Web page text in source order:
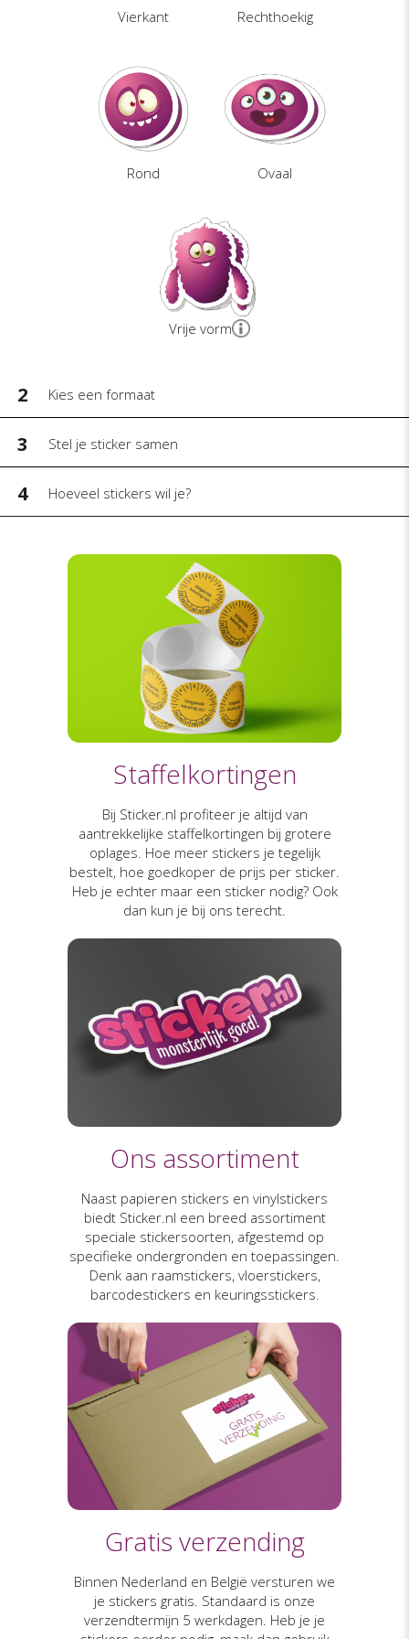
Vierkant Rechthoekig
Rond Ovaal
Vrije vorm
2 Kies een formaat
3 Stel je sticker samen
4 Hoeveel stickers wil je?
Staffelkortingen
Bij Sticker.nl profiteer je altijd van
aantrekkelijke staffelkortingen bij grotere
oplages. Hoe meer stickers je tegelijk
bestelt, hoe goedkoper de prijs per sticker.
Heb je echter maar een sticker nodig? Ook
dan kun je bij ons terecht.
Ons assortiment
Naast papieren stickers en vinylstickers
biedt Sticker.nl een breed assortiment
speciale stickersoorten, afgestemd op
specifieke ondergronden en toepassingen.
Denk aan raamstickers, vloerstickers,
barcodestickers en keuringsstickers.
Gratis verzending
Binnen Nederland en België versturen we
je stickers gratis. Standaard is onze
verzendtermijn 5 werkdagen. Heb je je